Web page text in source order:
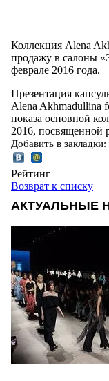
Коллекция Alena
продажу в салоны
феврале 2016 года.
Презентация
Alena Akhmadullina
показа основной
2016, посвященной
Добавить в закладки:
Рейтинг
Возврат к списку
АКТУАЛЬНЫЕ